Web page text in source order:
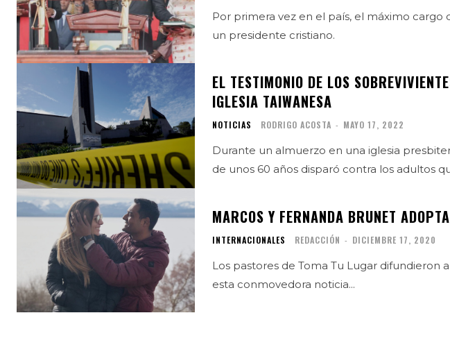
Por primera vez en el país, el máximo
un presidente cristiano.
EL TESTIMONIO DE LOS
IGLESIA TAIWANESA
NOTICIAS RODRIGO ACOSTA - MAYO 17, 2022
Durante un almuerzo en una iglesia
de unos 60 años disparó contra los adultos
MARCOS Y FERNANDA BRUNET
INTERNACIONALES REDACCIÓN - DICIEMBRE 17, 2020
Los pastores de Toma Tu Lugar difundieron
esta conmovedora noticia...